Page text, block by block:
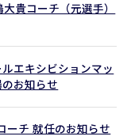
貴コーチ（元選手）
エキシビションマッ
のお知らせ
ーチ 就任のお知らせ